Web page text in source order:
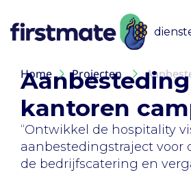
Home Projecten
kantoren
“Ontwikkel de hospitality
aanbestedingstraject voor
de bedrijfscatering en